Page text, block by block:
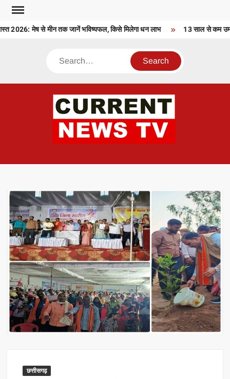
Skip
contentमेष से मीन तक जानें भविष्यफल, किसे मिलेगा धन लाभ 13 साल से कम
Search
छत्तीसगढ़